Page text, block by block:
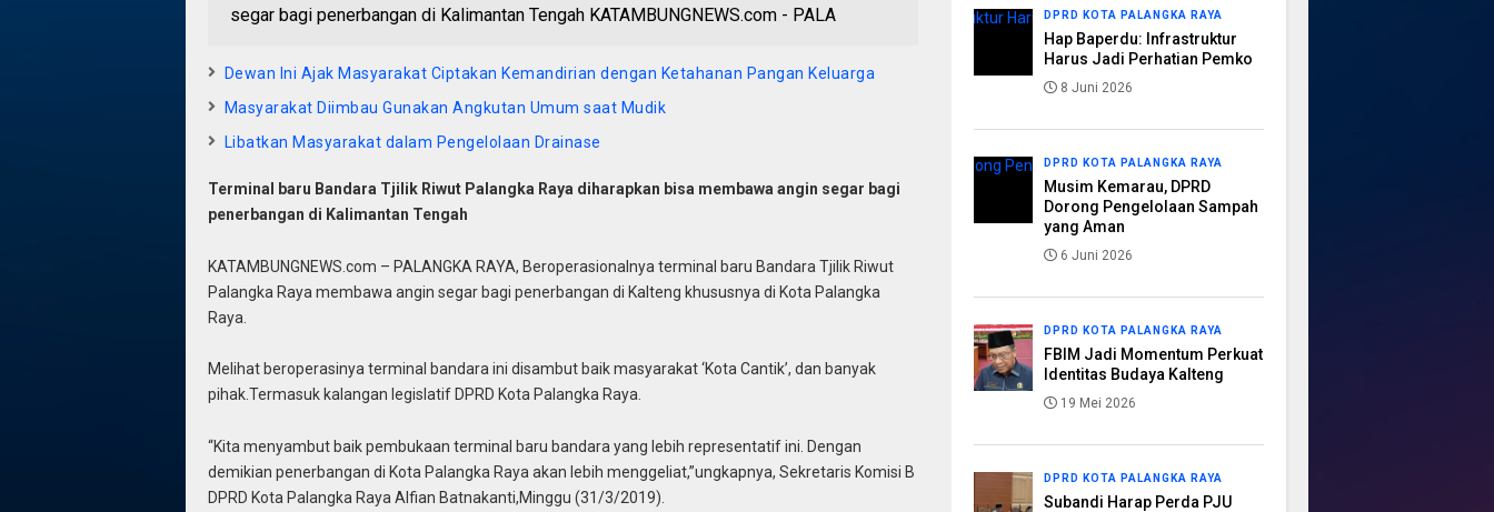
segar bagi penerbangan di Kalimantan Tengah KATAMBUNGNEWS.com - PALA
Dewan Ini Ajak Masyarakat Ciptakan Kemandirian dengan Ketahanan Pangan Keluarga
Masyarakat Diimbau Gunakan Angkutan Umum saat Mudik
Libatkan Masyarakat dalam Pengelolaan Drainase
Terminal baru Bandara Tjilik Riwut Palangka Raya diharapkan bisa membawa angin segar bagi
penerbangan di Kalimantan Tengah
KATAMBUNGNEWS.com – PALANGKA RAYA, Beroperasionalnya terminal baru Bandara Tjilik Riwut
Palangka Raya membawa angin segar bagi penerbangan di Kalteng khususnya di Kota Palangka
Raya.
Melihat beroperasinya terminal bandara ini disambut baik masyarakat ‘Kota Cantik’, dan banyak
pihak.Termasuk kalangan legislatif DPRD Kota Palangka Raya.
“Kita menyambut baik pembukaan terminal baru bandara yang lebih representatif ini. Dengan
demikian penerbangan di Kota Palangka Raya akan lebih menggeliat,”ungkapnya, Sekretaris Komisi B
DPRD Kota Palangka Raya Alfian Batnakanti,Minggu (31/3/2019).
DPRD KOTA PALANGKA RAYA
Hap Baperdu: Infrastruktur
Harus Jadi Perhatian Pemko
8 Juni 2026
DPRD KOTA PALANGKA RAYA
Musim Kemarau, DPRD
Dorong Pengelolaan Sampah
yang Aman
6 Juni 2026
DPRD KOTA PALANGKA RAYA
FBIM Jadi Momentum Perkuat
Identitas Budaya Kalteng
19 Mei 2026
DPRD KOTA PALANGKA RAYA
Subandi Harap Perda PJU